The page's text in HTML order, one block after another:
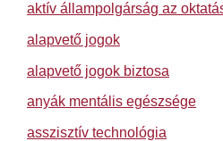
aktív állampolgárság az
alapvető jogok
alapvető jogok biztosa
anyák mentális egészsége
asszisztív technológia